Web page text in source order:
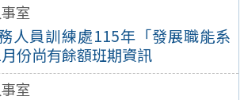
室
人員訓練處115年「發展職能系
份尚有餘額班期資訊
室